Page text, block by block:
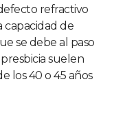
refractivo
capacidad de
se debe al paso
suelen
los 40 o 45 años